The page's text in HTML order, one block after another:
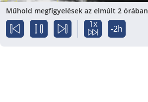
Műhold megfigyelések az elmúlt 2 órában
1x -2h